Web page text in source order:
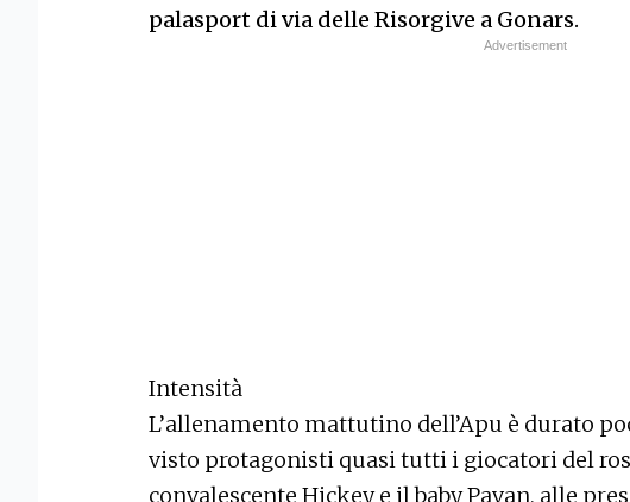
palasport di via delle Risorgive a Gonars.
Intensità
L’allenamento mattutino dell’Apu è durato
visto protagonisti quasi tutti i giocatori del
convalescente Hickey e il baby Pavan, alle